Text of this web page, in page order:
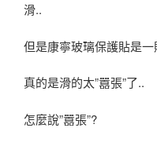
滑..
但是康寧玻璃保護貼是
真的是滑的太”囂張”了..
怎麼說”囂張”?